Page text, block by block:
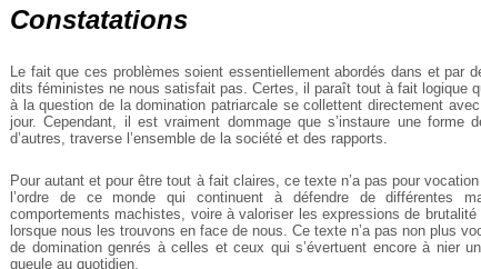
Constatations
Le fait que ces problèmes soient essentiellementabordés dans et par
dits féministes ne nous satisfait pas. Certes, il paraît tout à fait logique
à la question de la domination patriarcale se collettent directement
jour. Cependant, il est vraiment dommage que s’instaure une forme
d’autres, traverse l’ensemble de la société et des rapports.
Pour autant et pour être tout à fait claires, ce texten’a pas pour
l’ordre de ce monde qui continuent à défendre de différentes
comportements machistes, voire à valoriser les expressions de
lorsque nous les trouvons en face de nous. Ce texte n’a pas non plus
de domination genrés à celles et ceux qui s’évertuent encore à nier
gueule au quotidien.